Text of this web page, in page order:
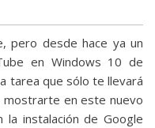
pero desde hace ya un
en Windows 10 de
tarea que sólo te llevará
mostrarte en este nuevo
la instalación de Google